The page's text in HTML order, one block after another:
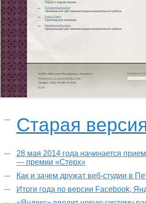
Старая
28 мая 2014 года начинается
— премии «Стерх»
Как и зачем дружат веб-студии в
Итоги года по версии Facebook,